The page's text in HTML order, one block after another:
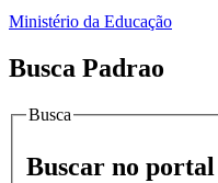
Ministério da Educação
Busca Padrao
Busca
Buscar no portal